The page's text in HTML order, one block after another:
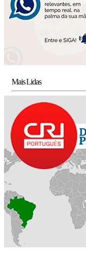
Mais Lidas